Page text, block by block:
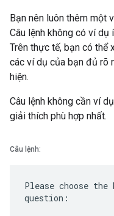
Bạn nên luôn thêm một
Câu lệnh không có ví dụ
Trên thực tế, bạn có thể
các ví dụ của bạn đủ rõ
hiện.
Câu lệnh không cần ví
giải thích phù hợp nhất.
Câu lệnh:
Please choose
question: